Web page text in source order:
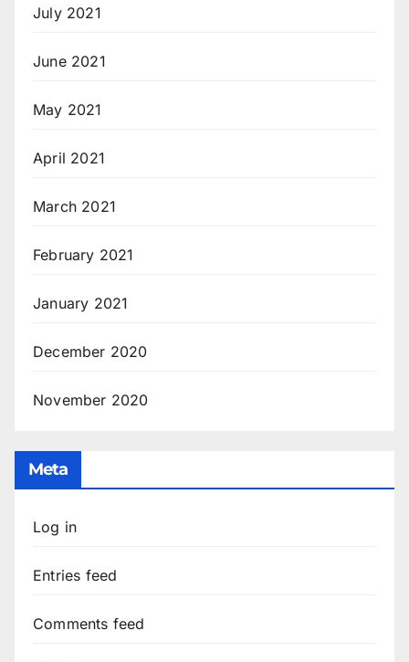
July 2021
June 2021
May 2021
April 2021
March 2021
February 2021
January 2021
December 2020
November 2020
Meta
Log in
Entries feed
Comments feed